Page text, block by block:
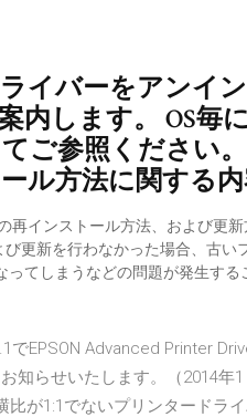
イバーをアンイ
内します。 OS毎
ご参照ください
ル方法に関する
再インストール方法、および更
更新を行わなかった場合、古
ってしまうなどの問題が発生する
でEPSON Advanced Printer
知らせいたします。（2014年
比が1:1でないプリンタードラ